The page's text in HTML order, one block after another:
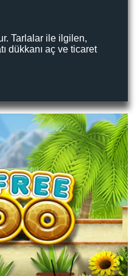
Tarlalar ile ilgilen,
dükkanı aç ve ticaret